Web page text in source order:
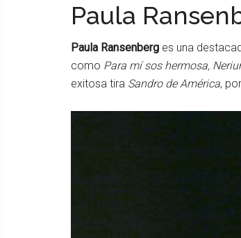
Paula
Paula Ransenberg es una
como Para mí sos hermosa,
exitosa tira Sandro de América,